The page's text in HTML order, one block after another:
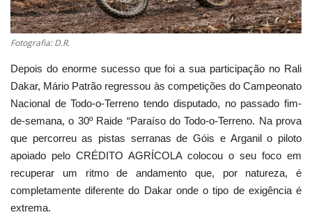
Ficha técnica
Cultura
Lazer
Ambiente
Fotografia: D.R.
Depois do enorme sucesso que foi a sua participação no Rali
Dakar, Mário Patrão regressou às competições do Campeonato
Nacional de Todo-o-Terreno tendo disputado, no passado fim-
de-semana, o 30º Raide “Paraíso do Todo-o-Terreno. Na prova
que percorreu as pistas serranas de Góis e Arganil o piloto
apoiado pelo CRÉDITO AGRÍCOLA colocou o seu foco em
recuperar um ritmo de andamento que, por natureza, é
completamente diferente do Dakar onde o tipo de exigência é
extrema.